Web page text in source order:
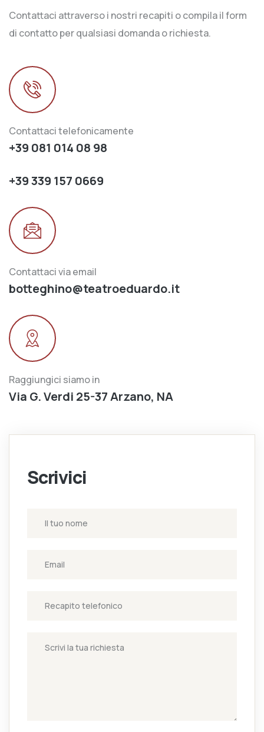
Contattaci attraverso i nostri recapiti o compila il form
di contatto per qualsiasi domanda o richiesta.
Contattaci telefonicamente
+39 081 014 08 98
+39 339 157 0669
Contattaci via email
botteghino@teatroeduardo.it
Raggiungici siamo in
Via G. Verdi 25-37 Arzano, NA
Scrivici